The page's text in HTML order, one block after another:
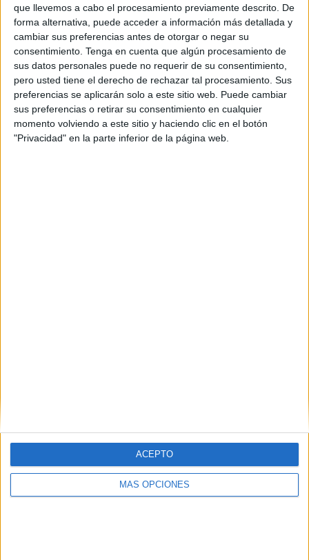
que llevemos a cabo el procesamiento previamente descrito. De
forma alternativa, puede acceder a información más detallada y
cambiar sus preferencias antes de otorgar o negar su
consentimiento. Tenga en cuenta que algún procesamiento de
sus datos personales puede no requerir de su consentimiento,
pero usted tiene el derecho de rechazar tal procesamiento. Sus
preferencias se aplicarán solo a este sitio web. Puede cambiar
sus preferencias o retirar su consentimiento en cualquier
momento volviendo a este sitio y haciendo clic en el botón
"Privacidad" en la parte inferior de la página web.
MÁS OPCIONES
ACEPTO
HACE 2 HORAS
¡Rápido, rápido!: las mafias se forran
sacando inmigrantes de Ceuta
HACE 2 HORAS
Un inmigrante intenta la entrada en
Ceuta desde Marruecos en parapente